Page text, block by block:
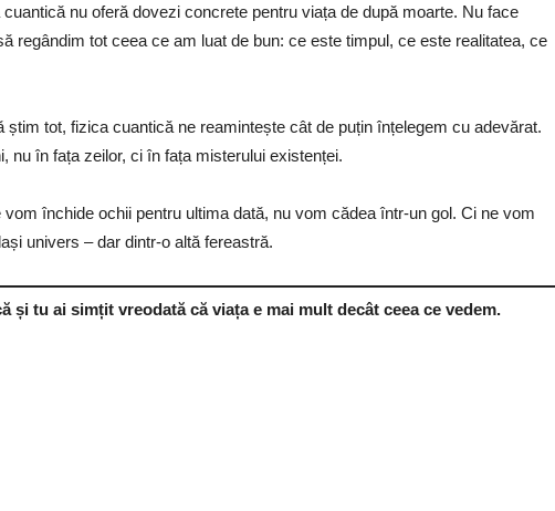
nu oferă dovezi concrete pentru viața de după moarte. Nu face
regândim tot ceea ce am luat de bun: ce este timpul, ce este realitatea, ce
tot, fizica cuantică ne reamintește cât de puțin înțelegem cu adevărat.
nu în fața zeilor, ci în fața misterului existenței.
închide ochii pentru ultima dată, nu vom cădea într-un gol. Ci ne vom
univers – dar dintr-o altă fereastră.
și tu ai simțit vreodată că viața e mai mult decât ceea ce vedem.